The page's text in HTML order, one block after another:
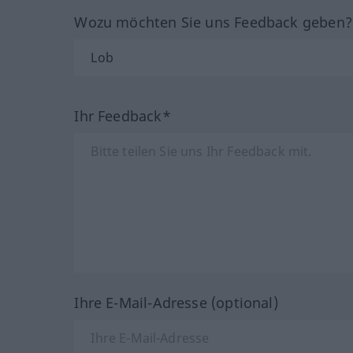
Wozu möchten Sie uns Feedback
Ihr Feedback*
Ihre E-Mail-Adresse (optional)